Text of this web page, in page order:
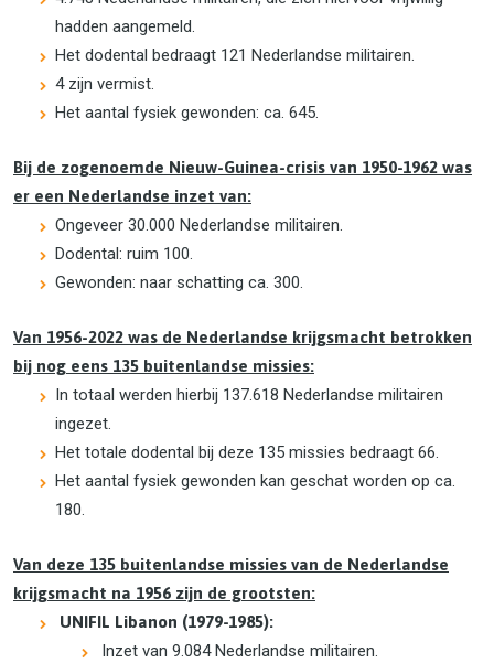
hadden aangemeld.
Het dodental bedraagt 121 Nederlandse militairen.
4 zijn vermist.
Het aantal fysiek gewonden: ca. 645.
Bij de zogenoemde Nieuw-Guinea-crisis van 1950-1962 was
er een Nederlandse inzet van:
Ongeveer 30.000 Nederlandse militairen.
Dodental: ruim 100.
Gewonden: naar schatting ca. 300.
Van 1956-2022 was de Nederlandse krijgsmacht betrokken
bij nog eens 135 buitenlandse missies:
In totaal werden hierbij 137.618 Nederlandse militairen
ingezet.
Het totale dodental bij deze 135 missies bedraagt 66.
Het aantal fysiek gewonden kan geschat worden op ca.
180.
Van deze 135 buitenlandse missies van de Nederlandse
krijgsmacht na 1956 zijn de grootsten:
UNIFIL Libanon (1979-1985):
Inzet van 9.084 Nederlandse militairen.